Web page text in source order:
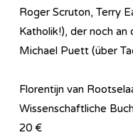
Roger Scruton, Terry
Katholik!), der noch an
Michael Puett (über
Florentijn van
Wissenschaftliche
20 €